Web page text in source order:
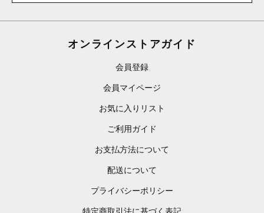
オンラインストアガイド
会員登録
会員マイページ
お気に入りリスト
ご利用ガイド
お支払方法について
配送について
プライバシーポリシー
特定商取引法に基づく表記